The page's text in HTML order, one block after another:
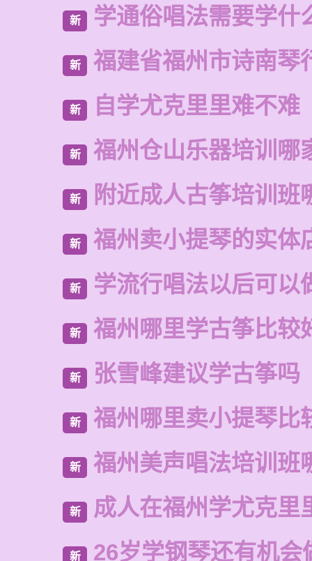
新 学通俗唱法需要学什
新 福建省福州市诗南琴
新 自学尤克里里难不难
新 福州仓山乐器培训哪
新 附近成人古筝培训班
新 福州卖小提琴的实体
新 学流行唱法以后可以
新 福州哪里学古筝比较
新 张雪峰建议学古筝吗
新 福州哪里卖小提琴比
新 福州美声唱法培训班
新 成人在福州学尤克里
新 26岁学钢琴还有机会